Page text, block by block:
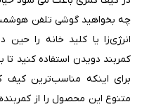
چه بخواهید گوشی تلفن
انرژی‌زا یا کلید خانه را حین
کمربند دویدن استفاده کنید تا
برای اینکه مناسب‌ترین کیف
متنوع این محصول را از